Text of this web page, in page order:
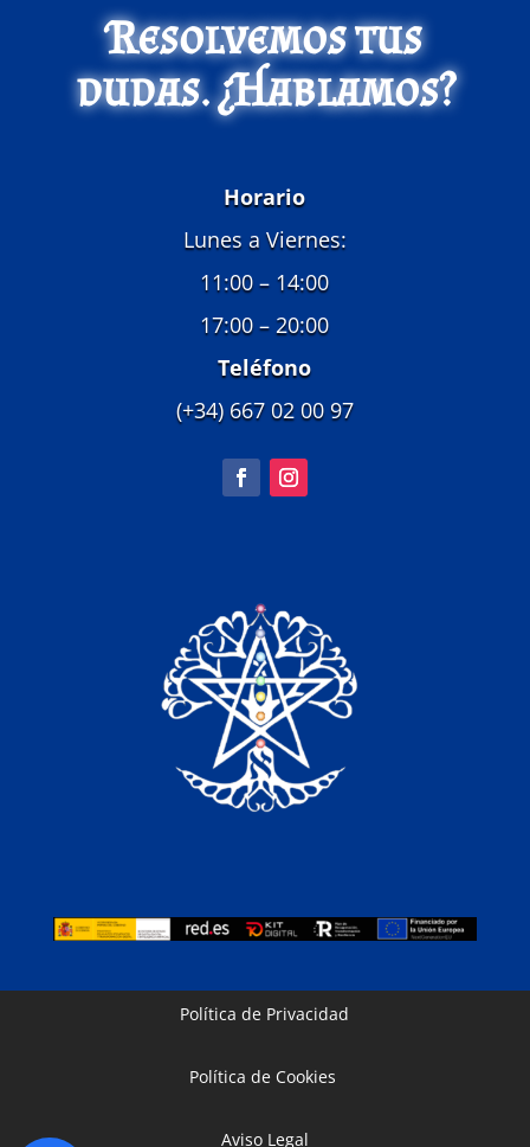
Resolvemos tus
dudas. ¿Hablamos?
Horario
Lunes a Viernes:
11:00 – 14:00
17:00 – 20:00
Teléfono
(+34) 667 02 00 97
Política de Privacidad
Política de Cookies
Aviso Legal